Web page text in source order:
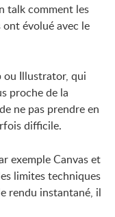
talk comment les
évolué avec le
ou Illustrator, qui
proche de la
ne pas prendre en
difficile.
exemple Canvas et
limites techniques
rendu instantané, il